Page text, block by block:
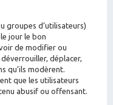
groupes d’utilisateurs)
jour le bon
de modifier ou
déplacer,
qu’ils modèrent.
que les utilisateurs
abusif ou offensant.